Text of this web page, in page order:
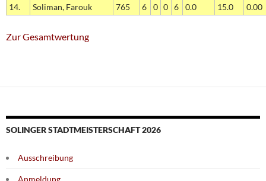
14.
Soliman, Farouk 765 6 0 0 6 0.0 15.0 0.00
Zur Gesamtwertung
SOLINGER STADTMEISTERSCHAFT 2026
Ausschreibung